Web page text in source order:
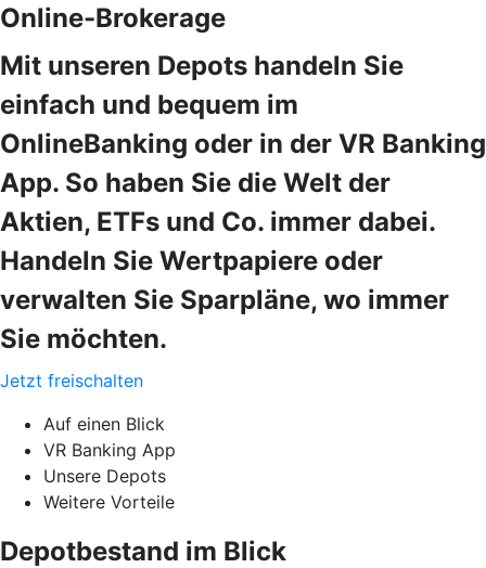
Online-Brokerage
Mit unseren Depots handeln Sie
einfach und bequem im
OnlineBanking oder in der VR Banking
App. So haben Sie die Welt der
Aktien, ETFs und Co. immer dabei.
Handeln Sie Wertpapiere oder
verwalten Sie Sparpläne, wo immer
Sie möchten.
Jetzt freischalten
Auf einen Blick
VR Banking App
Unsere Depots
Weitere Vorteile
Depotbestand im Blick